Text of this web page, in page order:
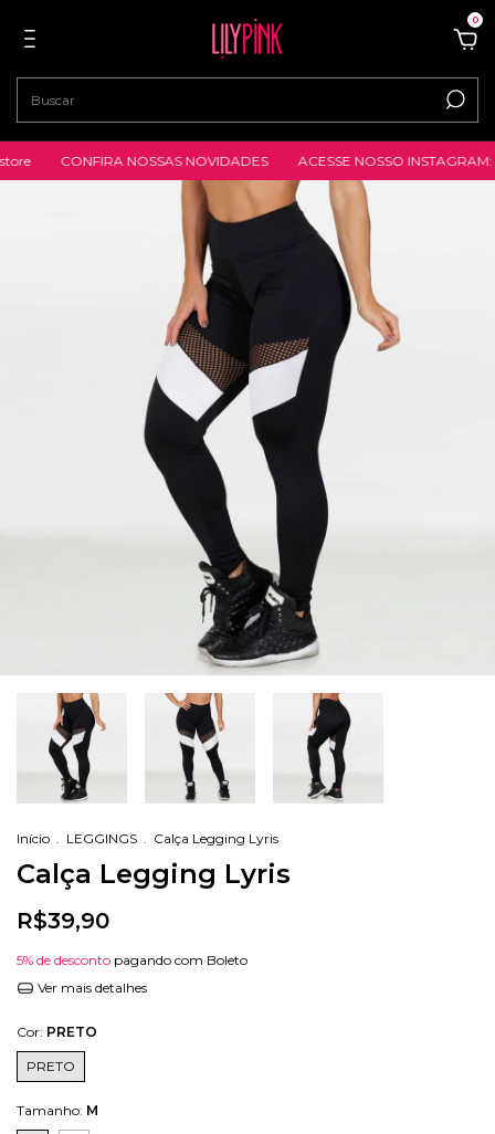
0
CONFIRA NOSSAS NOVIDADES ACESSE NOSSO INSTAGRAM:
Início . LEGGINGS . Calça Legging Lyris
Calça Legging Lyris
R$39,90
5% de desconto pagando com Boleto
Ver mais detalhes
Cor: PRETO
PRETO
Tamanho: M